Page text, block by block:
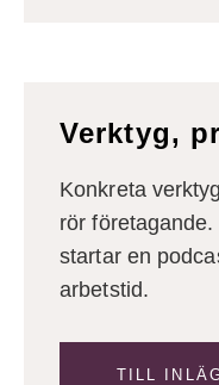
Verktyg,
Konkreta
rör
startar en
arbetstid.
TILL